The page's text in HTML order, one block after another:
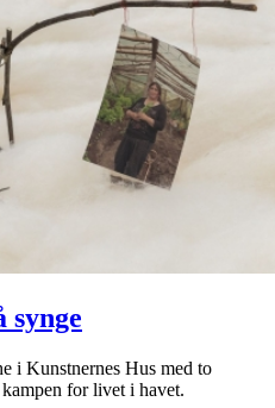
synge
i Kunstnernes Hus med to
for livet i havet.